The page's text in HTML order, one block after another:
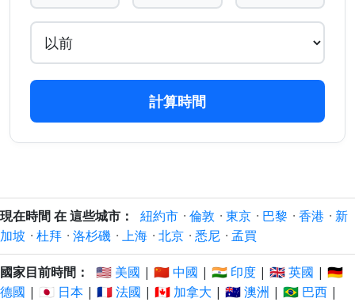
以前
2/7/2026
以後
10/9/2026
36 日
1/7/2026 11/9/2026
以前
37 日
以後
39 日
以前
28/6/2026
39 日
以後
14/9/2026
40 日
以前
27/6/2026
40 日
以後
15/9/2026
計算時間
現在時間 在 這些城市： 紐約市 · 倫敦 · 東京 · 巴黎 · 香港 · 新
加坡 · 杜拜 · 洛杉磯 · 上海 · 北京 · 悉尼 · 孟買
國家目前時間： 🇺🇸 美國 | 🇨🇳 中國 | 🇮🇳 印度 | 🇬🇧 英國 | 🇩🇪
德國 | 🇯🇵 日本 | 🇫🇷 法國 | 🇨🇦 加拿大 | 🇦🇺 澳洲 | 🇧🇷 巴西 |